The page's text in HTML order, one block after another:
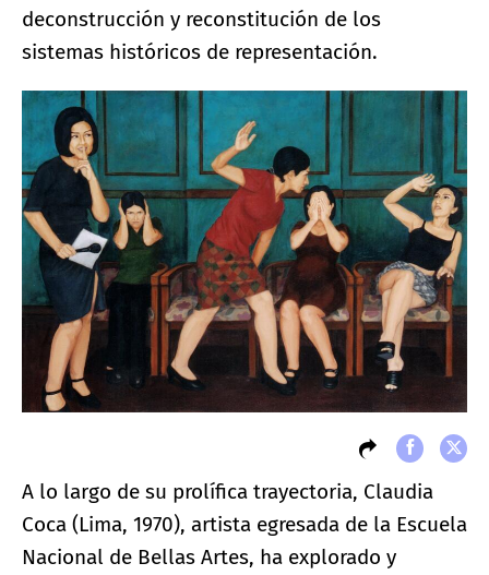
deconstrucción y reconstitución de los
sistemas históricos de representación.
A lo largo de su prolífica trayectoria, Claudia
Coca (Lima, 1970), artista egresada de la Escuela
Nacional de Bellas Artes, ha explorado y